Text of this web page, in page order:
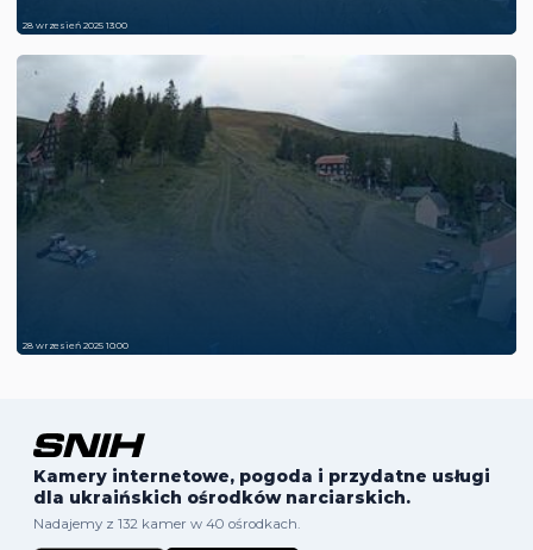
28 wrzesień 2025 13:00
28 wrzesień 2025 10:00
Kamery internetowe, pogoda i przydatne usługi
dla ukraińskich ośrodków narciarskich.
Nadajemy z 132 kamer w 40 ośrodkach.